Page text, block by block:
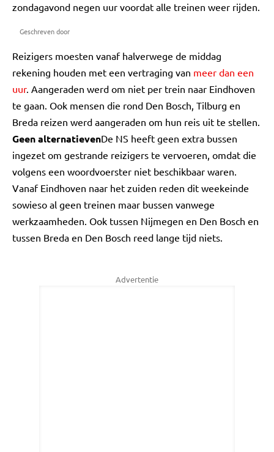
zondagavond negen uur voordat alle treinen weer rijden.
Geschreven door
Reizigers moesten vanaf halverwege de middag
rekening houden met een vertraging van meer dan een
uur. Aangeraden werd om niet per trein naar Eindhoven
te gaan. Ook mensen die rond Den Bosch, Tilburg en
Breda reizen werd aangeraden om hun reis uit te stellen.
Geen alternatievenDe NS heeft geen extra bussen
ingezet om gestrande reizigers te vervoeren, omdat die
volgens een woordvoerster niet beschikbaar waren.
Vanaf Eindhoven naar het zuiden reden dit weekeinde
sowieso al geen treinen maar bussen vanwege
werkzaamheden. Ook tussen Nijmegen en Den Bosch en
tussen Breda en Den Bosch reed lange tijd niets.
Advertentie